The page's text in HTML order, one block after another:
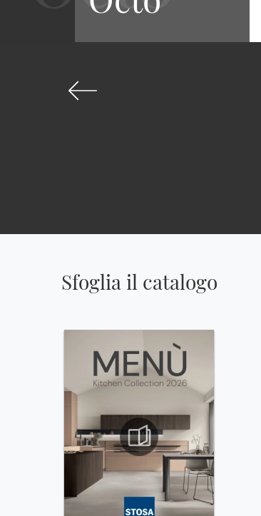
Sfoglia il catalogo